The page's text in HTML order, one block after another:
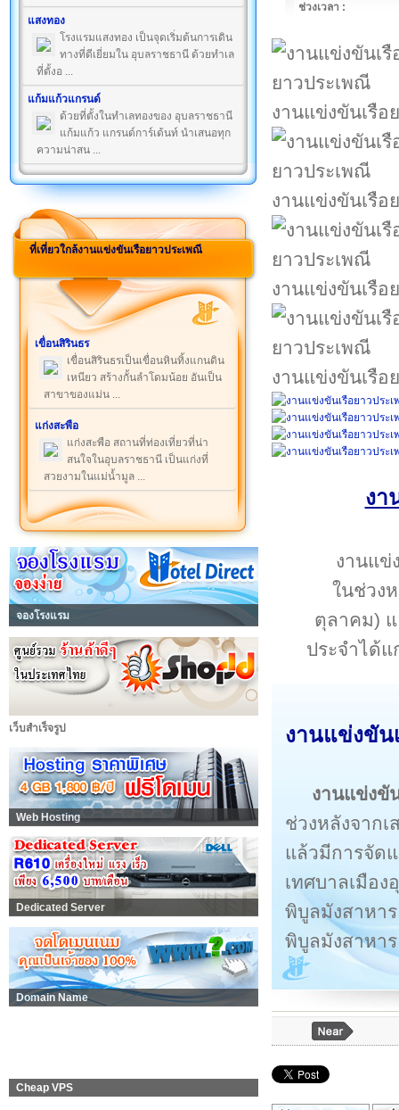
แสงทอง
โรงแรมแสงทอง เป็นจุดเริ่มต้นการเดิน
ทางที่ดีเยี่ยมใน อุบลราชธานี ด้วยทำเล
ที่ตั้งอ ...
แก้มแก้วแกรนด์
ด้วยที่ตั้งในทำเลทองของ อุบลราชธานี
แก้มแก้ว แกรนด์การ์เด้นท์ นำเสนอทุก
ความน่าสน ...
ที่เที่ยวใกล้งานแข่งขันเรือยาวประเพณี
เขื่อนสิรินธร
เขื่อนสิรินธรเป็นเขื่อนหินทิ้งแกนดิน
เหนียว สร้างกั้นลำโดมน้อย อันเป็น
สาขาของแม่น ...
แก่งสะพือ
แก่งสะพือ สถานที่ท่องเที่ยวที่น่า
สนใจในอุบลราชธานี เป็นแก่งที่
สวยงามในแม่น้ำมูล ...
จองโรงแรม
เว็บสำเร็จรูป
Web Hosting
Dedicated Server
Domain Name
Cheap VPS
ช่วงเวลา :
งานแข่งขันเรือ
งานแข่งขันเรือ
งานแข่งขันเรือ
งานแข่งขันเรือ
งา
งานแข่
ในช่วง
ตุลาคม)
ประจำได้
งานแข่งขัน
งานแข่งขั
ช่วงหลังจาก
แล้วมีการจัด
เทศบาลเมือ
พิบูลมังสาหา
พิบูลมังสาหาร